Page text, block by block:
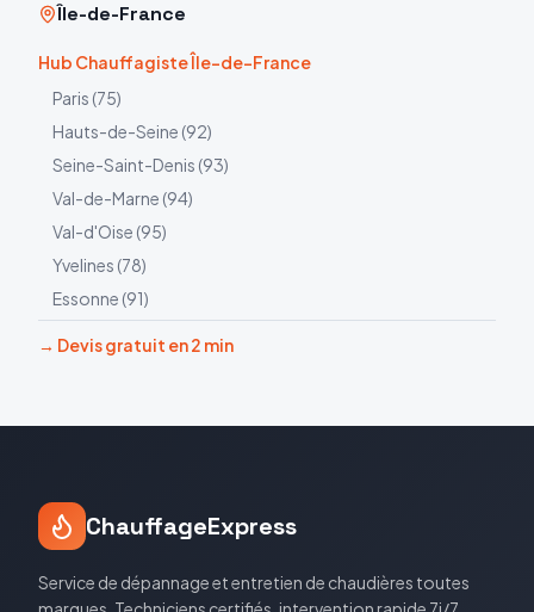
Île-de-France
Hub Chauffagiste Île-de-France
Paris (75)
Hauts-de-Seine (92)
Seine-Saint-Denis (93)
Val-de-Marne (94)
Val-d'Oise (95)
Yvelines (78)
Essonne (91)
→ Devis gratuit en 2 min
ChauffageExpress
Service de dépannage et entretien de chaudières toutes